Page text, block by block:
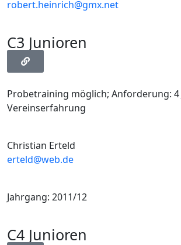
robert.heinrich@gmx.net
C3 Junioren
Probetraining möglich; Anforderung: 4
Vereinserfahrung
Christian Erteld
erteld@web.de
Jahrgang: 2011/12
C4 Junioren